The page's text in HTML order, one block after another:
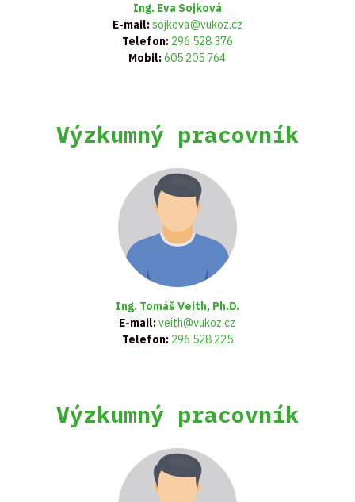
Ing. Eva Sojková
E-mail:sojkova@vukoz.cz
Telefon: 296 528 376
Mobil:605 205 764
Výzkumný pracovník
Ing. Tomáš Veith, Ph.D.
E-mail:veith@vukoz.cz
Telefon: 296 528 225
Výzkumný pracovník